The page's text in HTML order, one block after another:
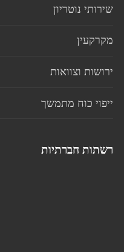
שירותי נוטריון
מקרקעין
ירושות וצוואות
ייפוי כוח מתמשך
רשתות חברתיות